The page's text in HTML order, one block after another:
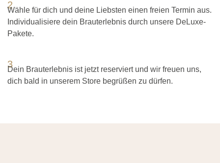
2
Wähle für dich und deine Liebsten einen freien Termin aus.
Individualisiere dein Brauterlebnis durch unsere DeLuxe-
Pakete.
3
Dein Brauterlebnis ist jetzt reserviert und wir freuen uns,
dich bald in unserem Store begrüßen zu dürfen.